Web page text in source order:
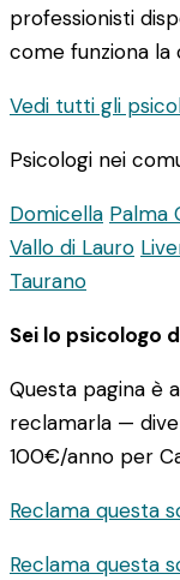
professionisti
come funziona la
Vedi tutti gli
Psicologi nei
Domicella Palma
Vallo di Lauro
Taurano
Sei lo psicologo
Questa pagina è
reclamarla —
100€/anno per
Reclama questa
Reclama questa